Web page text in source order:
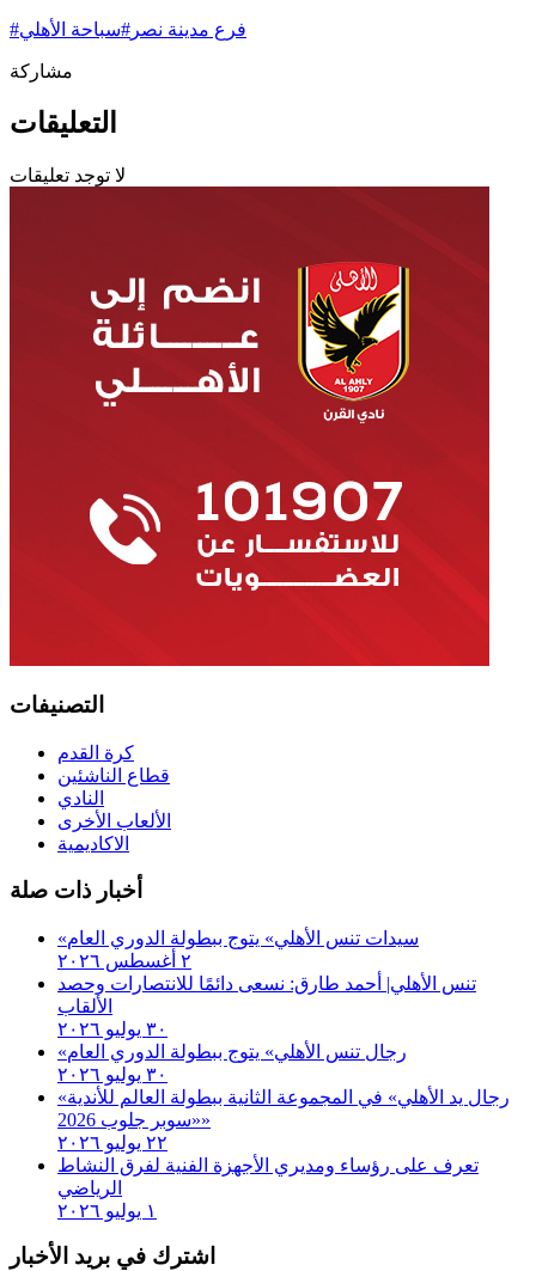
# فرع مدينة نصر #سباحة الأهلي
مشاركة
التعليقات
لا توجد تعليقات
التصنيفات
كرة القدم
قطاع الناشئين
النادي
الألعاب الأخرى
الاكاديمية
أخبار ذات صلة
«سيدات تنس الأهلي» يتوج ببطولة الدوري العام
٢ أغسطس ٢٠٢٦
تنس الأهلي| أحمد طارق: نسعى دائمًا للانتصارات وحصد
الألقاب
٣٠ يوليو ٢٠٢٦
«رجال تنس الأهلي» يتوج ببطولة الدوري العام
٣٠ يوليو ٢٠٢٦
«رجال يد الأهلي» في المجموعة الثانية ببطولة العالم للأندية
«سوبر جلوب 2026»
٢٢ يوليو ٢٠٢٦
تعرف على رؤساء ومديري الأجهزة الفنية لفرق النشاط
الرياضي
١ يوليو ٢٠٢٦
اشترك في بريد الأخبار